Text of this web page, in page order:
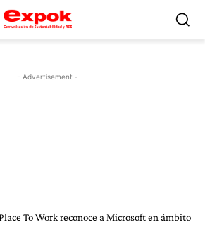
- Advertisement -
To Work reconoce a Microsoft en ámbito